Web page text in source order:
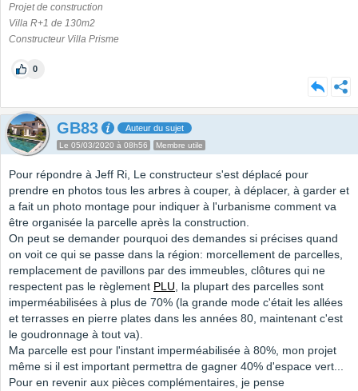
Projet de construction
Villa R+1 de 130m2
Constructeur Villa Prisme
0
GB83 Auteur du sujet
Le 05/03/2020 à 08h56 Membre utile
Pour répondre à Jeff Ri, Le constructeur s'est déplacé pour
prendre en photos tous les arbres à couper, à déplacer, à garder et
a fait un photo montage pour indiquer à l'urbanisme comment va
être organisée la parcelle après la construction.
On peut se demander pourquoi des demandes si précises quand
on voit ce qui se passe dans la région: morcellement de parcelles,
remplacement de pavillons par des immeubles, clôtures qui ne
respectent pas le règlement PLU, la plupart des parcelles sont
imperméabilisées à plus de 70% (la grande mode c'était les allées
et terrasses en pierre plates dans les années 80, maintenant c'est
le goudronnage à tout va).
Ma parcelle est pour l'instant imperméabilisée à 80%, mon projet
même si il est important permettra de gagner 40% d'espace vert...
Pour en revenir aux pièces complémentaires, je pense